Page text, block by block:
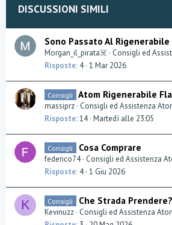
DISCUSSIONI SIMILI
Sono Passato Al Rigenerabile
Morgan_il_pirata☠️ Consigli ed
Risposte 4 1 Mar 2026
Consigli Atom Rigenerabile
massiprz Consigli ed Assistenza
Risposte 14 Martedì alle 23:05
Consigli Cosa Comprare
federico74 Consigli ed Assistenza
Risposte 4 1 Giu 2026
K Consigli Che Strada Prendere?
Kevinuzz Consigli ed Assistenza